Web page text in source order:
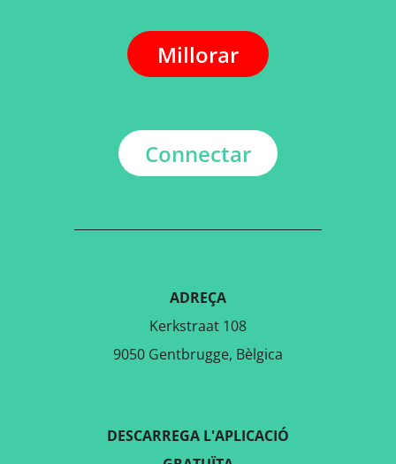
Millorar
Connectar
ADREÇA
Kerkstraat 108
9050 Gentbrugge, Bèlgica
DESCARREGA L'APLICACIÓ